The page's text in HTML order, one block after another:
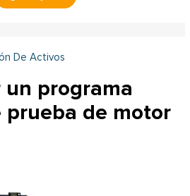
De Activos
un programa
prueba de motor